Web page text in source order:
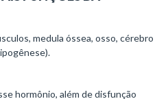
medula óssea, osso, cérebro
hormônio, além de disfunção